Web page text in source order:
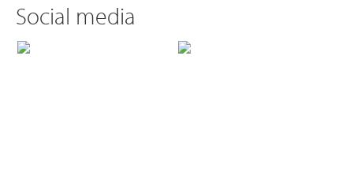
Social media